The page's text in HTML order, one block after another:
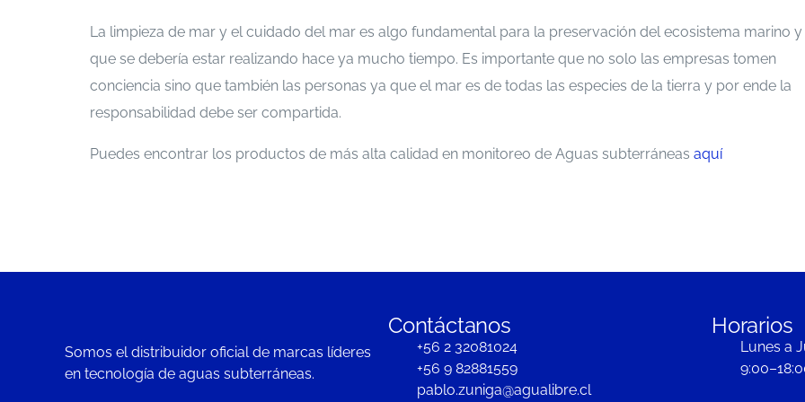
La limpieza de mar y el cuidado del mar es algo fundamental para la preservación del ecosistema marino y
que se debería estar realizando hace ya mucho tiempo. Es importante que no solo las empresas tomen
conciencia sino que también las personas ya que el mar es de todas las especies de la tierra y por ende la
responsabilidad debe ser compartida.
Puedes encontrar los productos de más alta calidad en monitoreo de Aguas subterráneas aquí
Somos el distribuidor oficial de marcas líderes
en tecnología de aguas subterráneas.
Contáctanos
+56 2 32081024
+56 9 82881559
pablo.zuniga@agualibre.cl
Horarios
Lunes a